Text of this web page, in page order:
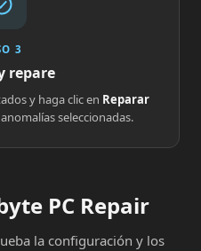
3
repare
y haga clic en Reparar
seleccionadas.
PC Repair
la configuración y los